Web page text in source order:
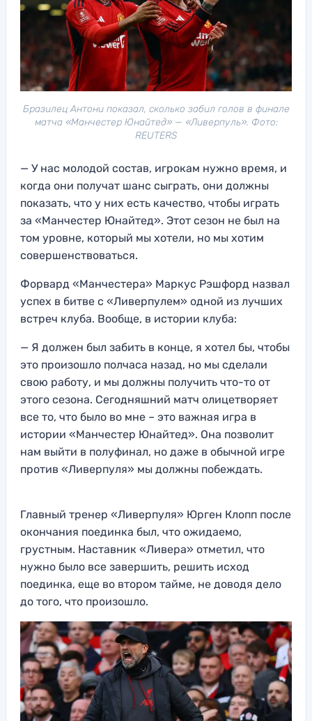
Бразилец Антони показал, сколько забил голов в финале
матча «Манчестер Юнайтед» — «Ливерпуль». Фото:
REUTERS
— У нас молодой состав, игрокам нужно время, и
когда они получат шанс сыграть, они должны
показать, что у них есть качество, чтобы играть
за «Манчестер Юнайтед». Этот сезон не был на
том уровне, который мы хотели, но мы хотим
совершенствоваться.
Форвард «Манчестера» Маркус Рэшфорд назвал
успех в битве с «Ливерпулем» одной из лучших
встреч клуба. Вообще, в истории клуба:
— Я должен был забить в конце, я хотел бы, чтобы
это произошло полчаса назад, но мы сделали
свою работу, и мы должны получить что-то от
этого сезона. Сегодняшний матч олицетворяет
все то, что было во мне – это важная игра в
истории «Манчестер Юнайтед». Она позволит
нам выйти в полуфинал, но даже в обычной игре
против «Ливерпуля» мы должны побеждать.
Главный тренер «Ливерпуля» Юрген Клопп после
окончания поединка был, что ожидаемо,
грустным. Наставник «Ливера» отметил, что
нужно было все завершить, решить исход
поединка, еще во втором тайме, не доводя дело
до того, что произошло.